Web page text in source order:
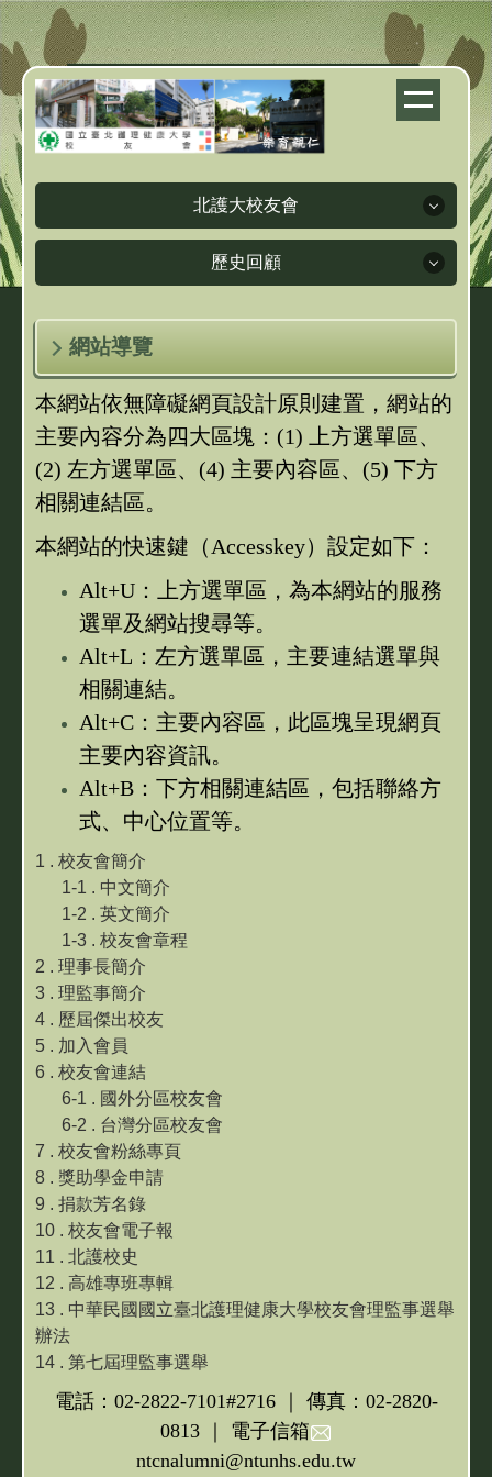
跳
到
主
要
內
容
區
北護大校友會
北護大校友會
校友會簡介
理事長簡介
理監事簡介
校友會連結
校友會粉絲專頁
獎助學金申請
捐款芳名錄
校友會電子報
北護校史
高雄專班專輯
中華民國國立臺北護理健康大學校友會理監事選
舉辦法
第七屆理監事選舉
歷史回顧
歷史回顧
人物訪談
畢業紀念冊
網站導覽
本網站依無障礙網頁設計原則建置，網站的
主要內容分為四大區塊：(1) 上方選單區、
(2) 左方選單區、 (4) 主要內容區、(5) 下方
相關連結區。
本網站的快速鍵（Accesskey）設定如下：
Alt+U：上方選單區，為本網站的服務
選單及網站搜尋等。
Alt+L：左方選單區，主要連結選單與
相關連結。
Alt+C：主要內容區，此區塊呈現網頁
主要內容資訊。
Alt+B：下方相關連結區，包括聯絡方
式、中心位置等。
1 . 校友會簡介
1-1 . 中文簡介
1-2 . 英文簡介
1-3 . 校友會章程
2 . 理事長簡介
3 . 理監事簡介
4 . 歷屆傑出校友
5 . 加入會員
6 . 校友會連結
6-1 . 國外分區校友會
6-2 . 台灣分區校友會
7 . 校友會粉絲專頁
8 . 獎助學金申請
9 . 捐款芳名錄
10 . 校友會電子報
11 . 北護校史
12 . 高雄專班專輯
13 . 中華民國國立臺北護理健康大學校友會理監事選舉
辦法
14 . 第七屆理監事選舉
電話：02-2822-7101#2716 ｜ 傳真：02-2820-
0813 ｜ 電子信箱
ntcnalumni@ntunhs.edu.tw